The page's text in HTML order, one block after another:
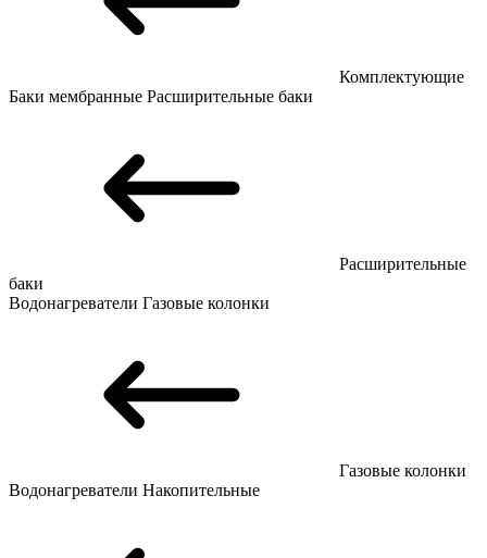
Комплектующие
Баки мембранные Расширительные баки
Расширительные
баки
Водонагреватели Газовые колонки
Газовые колонки
Водонагреватели Накопительные